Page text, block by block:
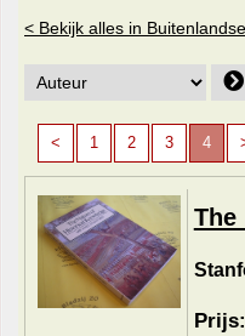
< Bekijk alles in
< 1 2 3 4
The